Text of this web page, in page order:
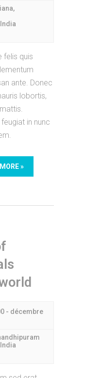
India
felis quis
ante. Donec
lobortis,
in nunc
»
- décembre
India